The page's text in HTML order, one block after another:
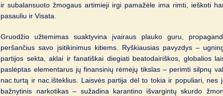
ir subalansuoto žmogaus artimieji irgi pamažėle ima rimti, ieškoti
pasauliu ir Visata.
Gruodžio užtemimas suaktyvina įvairaus plauko guru,
peršančius savo įsitikinimus kitiems. Ryškiausias pavyzdys –
partijos sekta, aklai ir fanatiškai diegiati beatodairiškos, globalios
paslėptas elementarus jų finansinių rėmėjų tikslas – perimti silpnų
nac.turtą ir nac.išteklius. Laisvės partija dėl to tokia ir populiari, nes
bažnytinis narkotikas – sužadina karantino išvargintų skurdo